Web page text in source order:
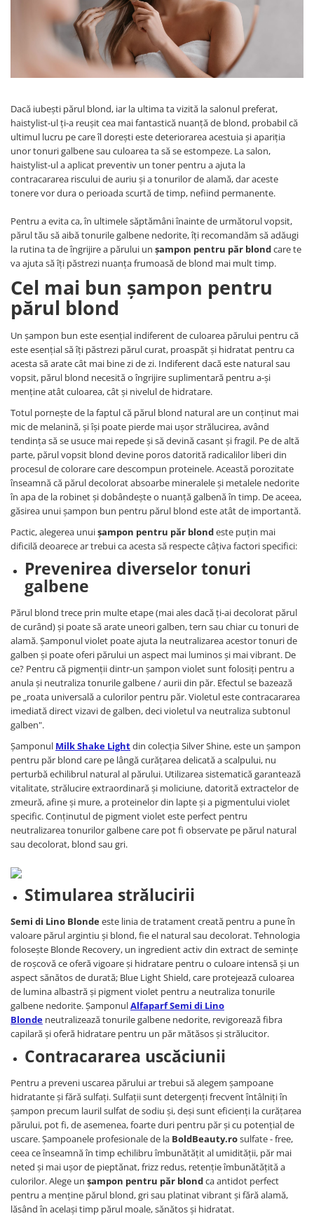
Dacă iubești părul blond, iar la ultima ta vizită la salonul preferat,
haistylist-ul ți-a reușit cea mai fantastică nuanță de blond, probabil că
ultimul lucru pe care îl dorești este deteriorarea acestuia și apariția
unor tonuri galbene sau culoarea ta să se estompeze. La salon,
haistylist-ul a aplicat preventiv un toner pentru a ajuta la
contracararea riscului de auriu și a tonurilor de alamă, dar aceste
tonere vor dura o perioada scurtă de timp, nefiind permanente.
Pentru a evita ca, în ultimele săptămâni înainte de următorul vopsit,
părul tău să aibă tonurile galbene nedorite, îți recomandăm să adăugi
la rutina ta de îngrijire a părului un șampon pentru păr blondcare te
va ajuta să îți păstrezi nuanța frumoasă de blond mai mult timp.
Cel mai bun șampon pentru
părul blond
Un șampon bun este esențial indiferent de culoarea părului pentru că
este esențial să îți păstrezi părul curat, proaspăt și hidratat pentru ca
acesta să arate cât mai bine zi de zi. Indiferent dacă este natural sau
vopsit, părul blond necesită o îngrijire suplimentară pentru a-și
menține atât culoarea, cât și nivelul de hidratare.
Totul pornește de la faptul că părul blond natural are un conținut mai
mic de melanină, și își poate pierde mai ușor strălucirea, având
tendința să se usuce mai repede și să devină casant și fragil. Pe de altă
parte, părul vopsit blond devine poros datorită radicalilor liberi din
procesul de colorare care descompun proteinele. Această porozitate
înseamnă că părul decolorat absoarbe mineralele și metalele nedorite
în apa de la robinet și dobândește o nuanță galbenă în timp. De aceea,
găsirea unui șampon bun pentru părul blond este atât de importantă.
Pactic, alegerea unuișampon pentru păr blondeste puțin mai
dificilă deoarece ar trebui ca acesta să respecte câțiva factori specifici:
Prevenirea diverselor tonuri
galbene
Părul blond trece prin multe etape (mai ales dacă ți-ai decolorat părul
de curând) și poate să arate uneori galben, tern sau chiar cu tonuri de
alamă. Șamponul violet poate ajuta la neutralizarea acestor tonuri de
galben și poate oferi părului un aspect mai luminos și mai vibrant. De
ce? Pentru că pigmenții dintr-un șampon violet sunt folosiți pentru a
anula și neutraliza tonurile galbene / aurii din păr. Efectul se bazează
pe „roata universală a culorilor pentru păr. Violetul este contracararea
imediată direct vizavi de galben, deci violetul va neutraliza subtonul
galben".
Șamponul Milk Shake Lightdin colecția Silver Shine, este un șampon
pentru păr blond care pe lângă curățarea delicată a scalpului, nu
perturbă echilibrul natural al părului. Utilizarea sistematică garantează
vitalitate, strălucire extraordinară și moliciune, datorită extractelor de
zmeură, afine și mure, a proteinelor din lapte și a pigmentului violet
specific. Conținutul de pigment violet este perfect pentru
neutralizarea tonurilor galbene care pot fi observate pe părul natural
sau decolorat, blond sau gri.
Stimularea strălucirii
Semi di Lino Blondeeste linia de tratament creată pentru a pune în
valoare părul argintiu și blond, fie el natural sau decolorat. Tehnologia
folosește Blonde Recovery, un ingredient activ din extract de semințe
de roșcovă ce oferă vigoare și hidratare pentru o culoare intensă și un
aspect sănătos de durată; Blue Light Shield, care protejează culoarea
de lumina albastră și pigment violet pentru a neutraliza tonurile
galbene nedorite. ȘamponulAlfaparf Semi di Lino
Blonde neutralizează tonurile galbene nedorite, revigorează fibra
capilară și oferă hidratare pentru un păr mătăsos și strălucitor.
Contracararea uscăciunii
Pentru a preveni uscarea părului ar trebui să alegem șampoane
hidratante și fără sulfați. Sulfații sunt detergenți frecvent întâlniți în
șampon precum lauril sulfat de sodiu și, deși sunt eficienți la curățarea
părului, pot fi, de asemenea, foarte duri pentru păr și cu potențial de
uscare. Șampoanele profesionale de la BoldBeauty.rosulfate - free,
ceea ce înseamnă în timp echilibru îmbunătățit al umidității, păr mai
neted și mai ușor de pieptănat, frizz redus, retenție îmbunătățită a
culorilor. Alege un șampon pentru păr blondca antidot perfect
pentru a menține părul blond, gri sau platinat vibrant și fără alamă,
lăsând în același timp părul moale, sănătos și hidratat.